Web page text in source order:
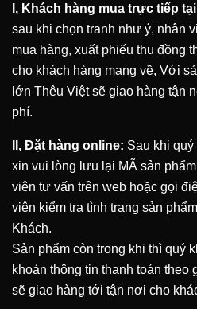
I, Khách hàng mua trực tiếp
sau khi chọn tranh như ý, nhân
mua hàng, xuất phiếu thu đồng
cho khách hàng mang về, Với
lớn Thêu Việtsẽ giao hàng tận
phí.
II, Đặt hàng online: Sau khi
xin vui lòng lưu lại MÃ sản
viên tư vấn trên web hoặc gọi
viên kiểm tra tình trạng sản
Khách.
Sản phẩm còn trong khi thì quý
khoản thông tin thanh toán theo
sẽ giao hàng tới tận nơi cho